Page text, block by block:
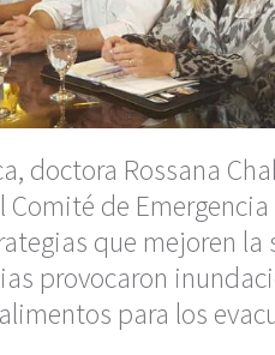
doctora Rossana
de
que mejoren
provocaron
para los